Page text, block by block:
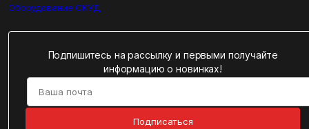
Оборудование СКУД
Подпишитесь на рассылку и первыми получайте
информацию о новинках!
Подписаться